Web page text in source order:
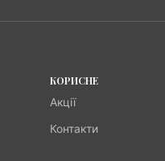
КОРИСНЕ
Акції
Контакти